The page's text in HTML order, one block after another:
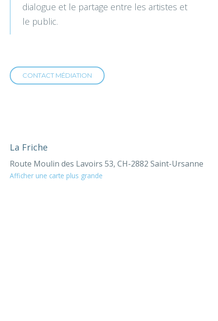
dialogue et le partage entre les artistes et
le public.
CONTACT MÉDIATION
La Friche
Route Moulin des Lavoirs 53, CH-2882 Saint-Ursanne
Afficher une carte plus grande